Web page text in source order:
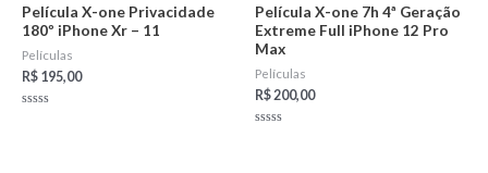
Película X-one Privacidade
180º iPhone Xr – 11
Películas
R$ 195,00
Película X-one 7h 4ª Geração
Extreme Full iPhone 12 Pro
Max
Películas
R$200,00